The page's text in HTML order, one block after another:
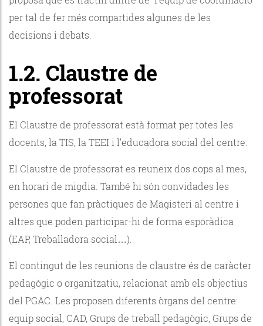
per tal de fer més compartides algunes de les
decisions i debats.
1.2. Claustre de
professorat
El Claustre de professorat està format per totes les
docents, la TIS, la TEEI i l’educadora social del centre.
El Claustre de professorat es reuneix dos cops al mes,
en horari de migdia. També hi són convidades les
persones que fan pràctiques de Magisteri al centre i
altres que poden participar-hi de forma esporàdica
(EAP, Treballadora social…).
El contingut de les reunions de claustre és de caràcter
pedagògic o organitzatiu, relacionat amb els objectius
del PGAC. Les proposen diferents òrgans del centre:
equip social, CAD, Grups de treball pedagògic, Grups de